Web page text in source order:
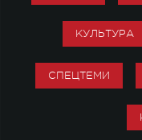
КУЛЬТУРА
СПЕЦТЕМИ